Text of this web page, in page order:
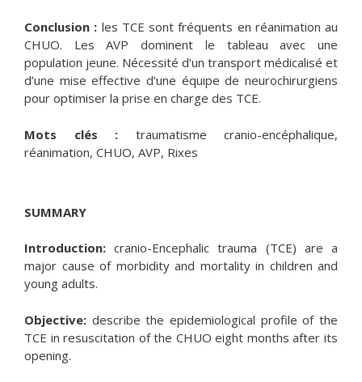
Conclusion : les TCE sont fréquents en réanimation au
CHUO. Les AVP dominent le tableau avec une
population jeune. Nécessité d’un transport médicalisé et
d’une mise effective d’une équipe de neurochirurgiens
pour optimiser la prise en charge des TCE.
Mots clés : traumatisme cranio-encéphalique,
réanimation, CHUO, AVP, Rixes
SUMMARY
Introduction: cranio-Encephalic trauma (TCE) are a
major cause of morbidity and mortality in children and
young adults.
Objective: describe the epidemiological profile of the
TCE in resuscitation of the CHUO eight months after its
opening.